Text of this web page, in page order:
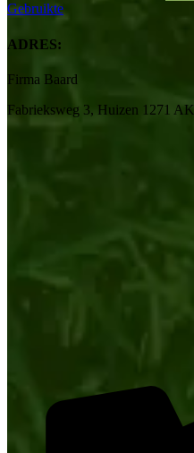
Gebruikte
ADRES:
Firma Baard
Fabrieksweg 3, Huizen 1271 AK